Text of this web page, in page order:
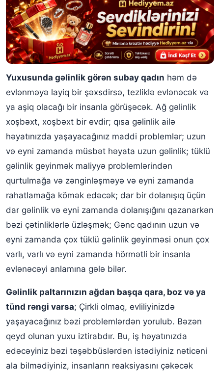
Yuxusunda gəlinlik görən subay qadın həm də
evlənməyə layiq bir şəxsdirsə, tezliklə evlənəcək və
ya aşiq olacağı bir insanla görüşəcək. Ağ gəlinlik
xoşbəxt, xoşbəxt bir evdir; qısa gəlinlik ailə
həyatınızda yaşayacağınız maddi problemlər; uzun
və eyni zamanda müsbət həyata uzun gəlinlik; tüklü
gəlinlik geyinmək maliyyə problemlərindən
qurtulmağa və zənginləşməyə və eyni zamanda
rahatlamağa kömək edəcək; dar bir dolanışıq üçün
dar gəlinlik və eyni zamanda dolanışığını qazanarkən
bəzi çətinliklərlə üzləşmək; Gənc qadının uzun və
eyni zamanda çox tüklü gəlinlik geyinməsi onun çox
varlı, varlı və eyni zamanda hörmətli bir insanla
evlənəcəyi anlamına gələ bilər.
Gəlinlik paltarınızın ağdan başqa qara, boz və ya
tünd rəngi varsa; Çirkli olmaq, evliliyinizdə
yaşayacağınız bəzi problemlərdən yorulub. Bəzən
qeyd olunan yuxu iztirabdır. Bu, iş həyatınızda
edəcəyiniz bəzi təşəbbüslərdən istədiyiniz nəticəni
ala bilmədiyiniz, insanların reaksiyasını çəkəcək